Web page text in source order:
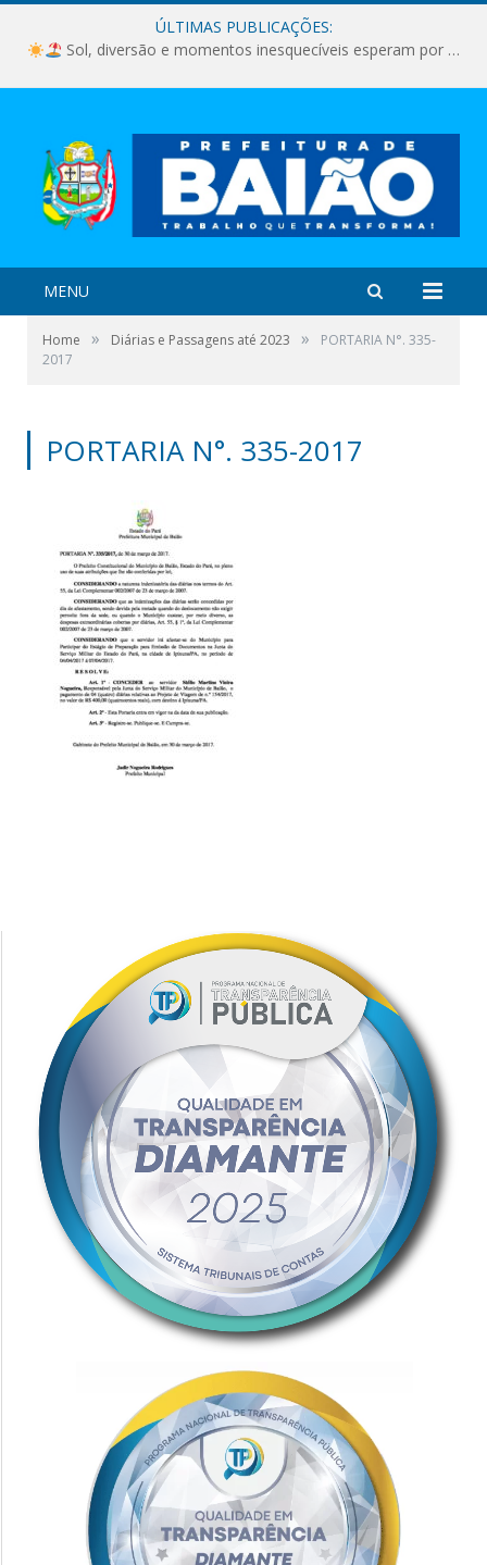
ÚLTIMAS PUBLICAÇÕES:
Sol, diversão e momentos inesquecíveis esperam por você!
MENU
Home » Diárias e Passagens até 2023 »
PORTARIA N°. 335-
2017
PORTARIA N°. 335-2017